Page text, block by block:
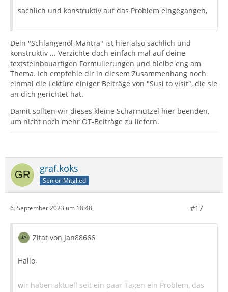
sachlich und konstruktiv auf das Problem eingegangen,
Dein "Schlangenöl-Mantra" ist hier also sachlich und
konstruktiv ... Verzichte doch einfach mal auf deine
textsteinbauartigen Formulierungen und bleibe eng am
Thema. Ich empfehle dir in diesem Zusammenhang noch
einmal die Lektüre einiger Beiträge von "Susi to visit", die sie
an dich gerichtet hat.
Damit sollten wir dieses kleine Scharmützel hier beenden,
um nicht noch mehr OT-Beiträge zu liefern.
graf.koks
Senior-Mitglied
6. September 2023 um 18:48 #17
Zitat von Jan88666
Hallo,
wir haben aktuell seit ein paar Tagen ein Problem, das